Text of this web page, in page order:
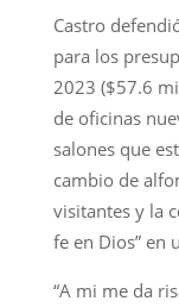
Castro
para los
2023 ($57.6
de oficinas
salones que
cambio de
visitantes y la
fe en Dios” en
“A mi me da